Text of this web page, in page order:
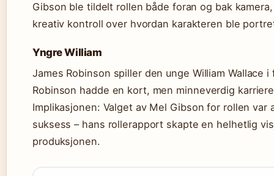
Gibson ble tildelt rollen både foran og bak
kreativ kontroll over hvordan karakteren ble
Yngre William
James Robinson spiller den unge William Wallace
Robinson hadde en kort, men minneverdig
Implikasjonen: Valget av Mel Gibson for rollen var
suksess – hans rollerapport skapte en helhetlig
produksjonen.